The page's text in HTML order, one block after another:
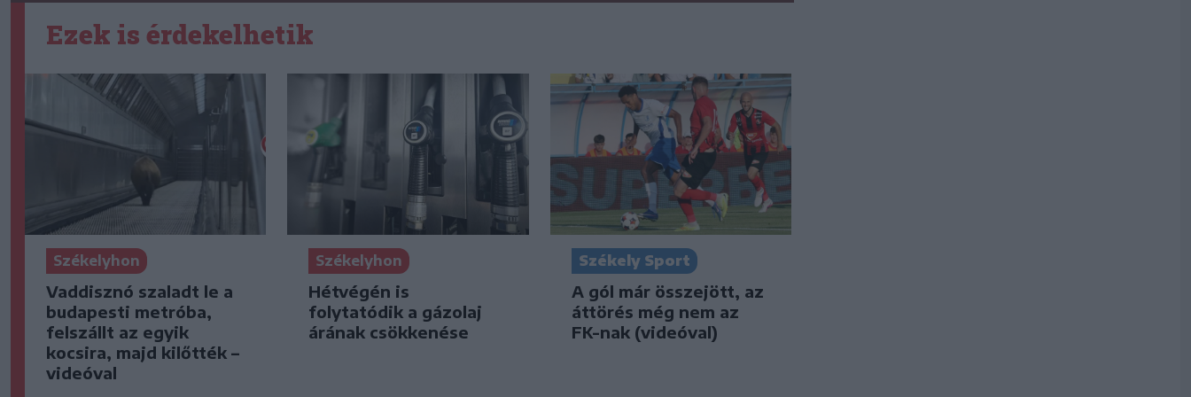
Ezek is érdekelhetik
Székelyhon
Vaddisznó szaladt le a
budapesti metróba,
felszállt az egyik
kocsira, majd kilőtték –
videóval
Székelyhon
Hétvégén is
folytatódik a gázolaj
árának csökkenése
Székely Sport
A gól már összejött, az
áttörés még nem az
FK-nak (videóval)